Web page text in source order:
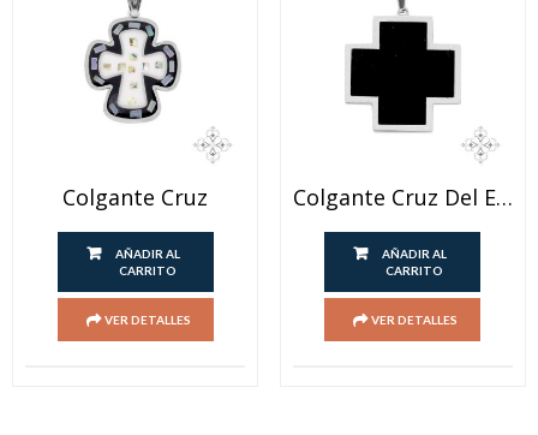
Colgante Cruz
AÑADIR AL
CARRITO
VER DETALLES
Colgante Cruz Del Equilibrio
AÑADIR AL
CARRITO
VER DETALLES